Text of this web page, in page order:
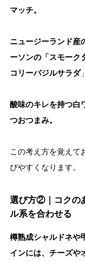
マッチ。
ニュージーランド産
ーソンの「スモーク
コリーバジルサラダ
酸味のキレを持つ白
つおつまみ。
この考え方を覚えて
びやすくなります。
選び方②｜コクの
ル系を合わせる
樽熟成シャルドネや
インには、チーズや